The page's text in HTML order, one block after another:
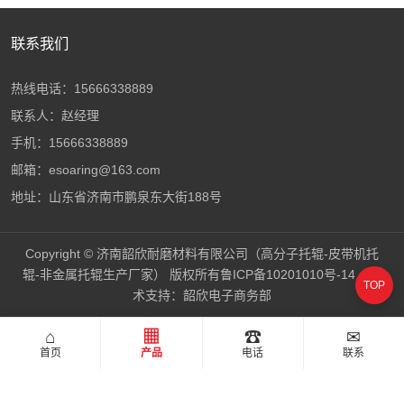
联系我们
热线电话：15666338889
联系人：赵经理
手机：15666338889
邮箱：esoaring@163.com
地址：山东省济南市鹏泉东大街188号
Copyright © 济南韶欣耐磨材料有限公司（高分子托辊-皮带机托
辊-非金属托辊生产厂家） 版权所有鲁ICP备10201010号-14技
术支持： 韶欣电子商务部
⌂
首页
▦
产品
☎
电话
✉
联系
TOP